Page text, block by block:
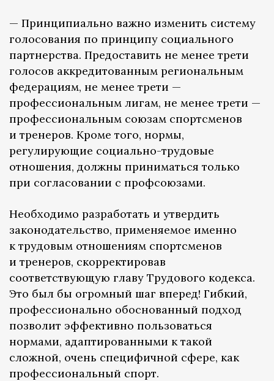
— Принципиально важно изменить систему
голосования по принципу социального
партнерства. Предоставить не менее трети
голосов аккредитованным региональным
федерациям, не менее трети —
профессиональным лигам, не менее трети —
профессиональным союзам спортсменов
и тренеров. Кроме того, нормы,
регулирующие социально-трудовые
отношения, должны приниматься только
при согласовании с профсоюзами.
Необходимо разработать и утвердить
законодательство, применяемое именно
к трудовым отношениям спортсменов
и тренеров, скорректировав
соответствующую главу Трудового кодекса.
Это был бы огромный шаг вперед! Гибкий,
профессионально обоснованный подход
позволит эффективно пользоваться
нормами, адаптированными к такой
сложной, очень специфичной сфере, как
профессиональный спорт.